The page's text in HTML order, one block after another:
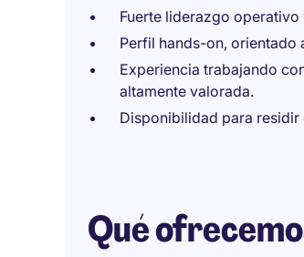
Fuerte liderazgo
Perfil hands-on, orientado
Experiencia trabajando
altamente valorada.
Disponibilidad para residir
Qué